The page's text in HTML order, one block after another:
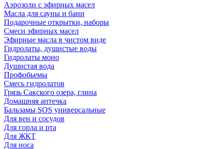
Аэрозоли с эфирных масел
Масла для сауны и бани
Подарочные открытки, наборы
Смеси эфирных масел
Эфирные масла в чистом виде
Гидролаты, душистые воды
Гидролаты моно
Душистая вода
Профобьемы
Смесь гидролатов
Грязь Сакского озера, глина
Домашняя аптечка
Бальзамы SOS универсальные
Для вен и сосудов
Для горла и рта
Для ЖКТ
Для носа